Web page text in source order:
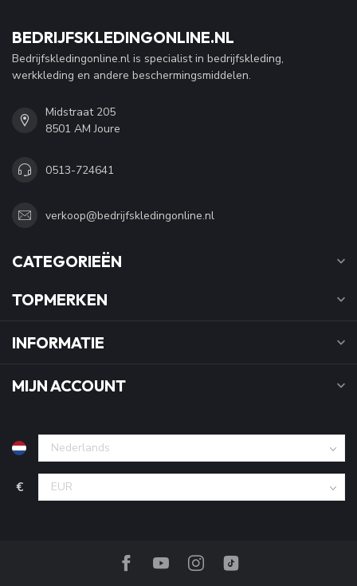
BEDRIJFSKLEDINGONLINE.NL
Bedrijfskledingonline.nl is specialist in bedrijfskleding,
werkkleding en andere beschermingsmiddelen.
Midstraat 205
8501 AM Joure
0513-724641
verkoop@bedrijfskledingonline.nl
CATEGORIEËN
TOPMERKEN
INFORMATIE
MIJN ACCOUNT
€